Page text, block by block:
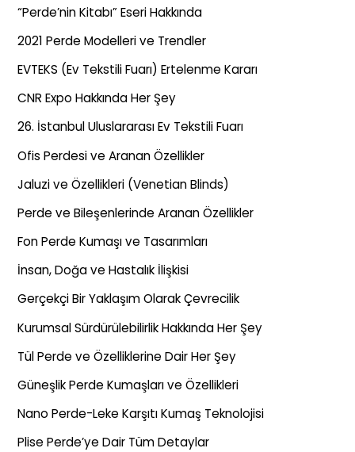
“Perde’nin Kitabı” Eseri Hakkında
2021 Perde Modelleri ve Trendler
EVTEKS (Ev Tekstili Fuarı) Ertelenme Kararı
CNR Expo Hakkında Her Şey
26. İstanbul Uluslararası Ev Tekstili Fuarı
Ofis Perdesi ve Aranan Özellikler
Jaluzi ve Özellikleri (Venetian Blinds)
Perde ve Bileşenlerinde Aranan Özellikler
Fon Perde Kumaşı ve Tasarımları
İnsan, Doğa ve Hastalık İlişkisi
Gerçekçi Bir Yaklaşım Olarak Çevrecilik
Kurumsal Sürdürülebilirlik Hakkında Her Şey
Tül Perde ve Özelliklerine Dair Her Şey
Güneşlik Perde Kumaşları ve Özellikleri
Nano Perde-Leke Karşıtı Kumaş Teknolojisi
Plise Perde’ye Dair Tüm Detaylar